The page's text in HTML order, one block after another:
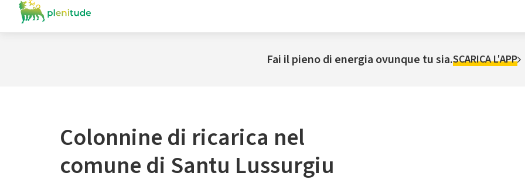
Fai il pieno di energia ovunque tu sia.SCARICA L'APP
Colonnine di ricarica nel
comune di Santu Lussurgiu